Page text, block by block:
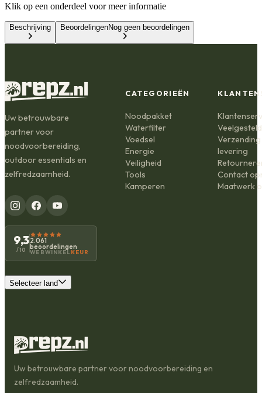
Klik op een onderdeel voor meer informatie
Beschrijving BeoordelingenNog geen beoordelingen
Uw betrouwbare
partner voor
noodvoorbereiding,
outdoor essentials en
zelfredzaamheid.
9,3
/10
2.061
beoordelingen
WEBWINKEL KEUR
Selecteer land
CATEGORIEËN
Noodpakket
Waterfilter
Voedsel
Energie
Veiligheid
Tools
Kamperen
Verzending
levering
Contact
Maatwerk
Uw betrouwbare partner voor noodvoorbereiding en
zelfredzaamheid.